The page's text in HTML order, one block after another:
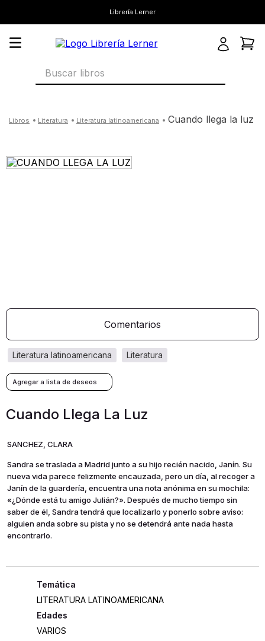
Librería Lerner
Buscar libros
literatura literatura latinoamericana cuando llega la luz
Comentarios
literatura
literatura latinoamericana
Cuando Llega La Luz
SANCHEZ, CLARA
Sandra se traslada a Madrid junto a su hijo recién nacido, Janín. Su
nueva vida parece felizmente encauzada, pero un día, al recoger a
Janín de la guardería, encuentra una nota anónima en su mochila:
«¿Dónde está tu amigo Julián?». Después de mucho tiempo sin
saber de él, Sandra tendrá que localizarlo y ponerlo sobre aviso:
alguien anda sobre su pista y no se detendrá ante nada hasta
encontrarlo.
LITERATURA LATINOAMERICANA
Edades
VARIOS